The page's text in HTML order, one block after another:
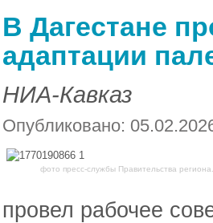
В Дагестане
адаптации
НИА-Кавказ
Опубликовано:
фото пресс-службы Правительства региона.
провел рабочее